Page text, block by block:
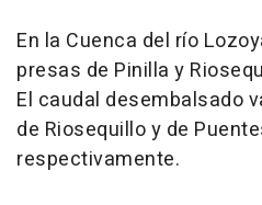
En la Cuenca del río
presas de Pinilla y
El caudal desembalsado
de Riosequillo y de
respectivamente.